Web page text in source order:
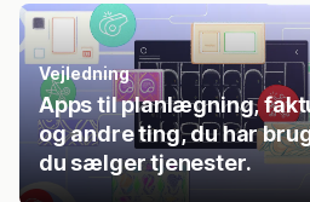
Vejledning
Apps til planlægning,
og andre ting, du har
du sælger tjenester.